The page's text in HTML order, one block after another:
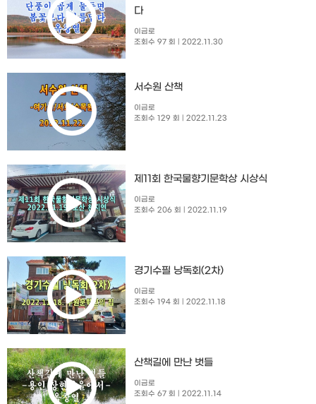
다
이금로
조회수 97 회
| 2022.11.30
서수원 산책
이금로
조회수 129 회
| 2022.11.23
제11회 한국물향기문학상 시상식
이금로
조회수 206 회
| 2022.11.19
경기수필 낭독회(2차)
이금로
조회수 194 회
| 2022.11.18
산책길에 만난 벗들
이금로
조회수 67 회
| 2022.11.14